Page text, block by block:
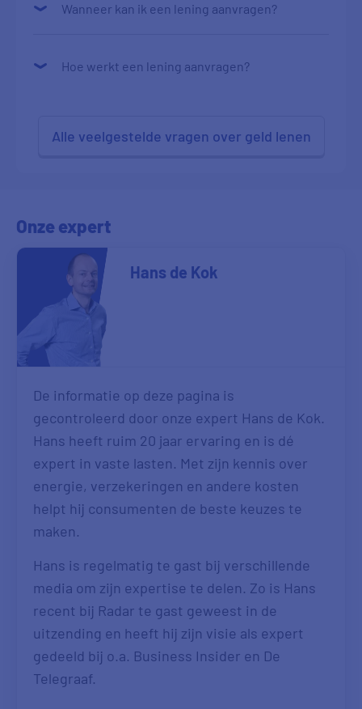
Wanneer kan ik een lening aanvragen?
Hoe werkt een lening aanvragen?
Alle veelgestelde vragen over geld lenen
Onze expert
Hans de Kok
De informatie op deze pagina is
gecontroleerd door onze expert Hans de Kok.
Hans heeft ruim 20 jaar ervaring en is dé
expert in vaste lasten. Met zijn kennis over
energie, verzekeringen en andere kosten
helpt hij consumenten de beste keuzes te
maken.
Hans is regelmatig te gast bij verschillende
media om zijn expertise te delen. Zo is Hans
recent bij Radar te gast geweest in de
uitzending en heeft hij zijn visie als expert
gedeeld bij o.a. Business Insider en De
Telegraaf.